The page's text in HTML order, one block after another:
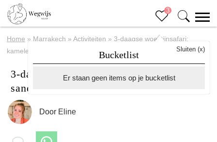
3
Bucketlist
Sluiten (x)
Er staan geen items op je bucketlist
Home » Marrakech » Activiteiten » 3-daagse woestijnsafari:
kamelen, sandboarden en slapen onder de sterren
3-daagse woestijnsafari: kamelen,
sandboarden en slapen onder de sterren
Door Eline